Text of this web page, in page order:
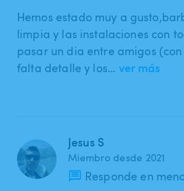
Hemos estado muy a
limpia y las instalaciones con
pasar un dia entre amigos
falta detalle y los… ver más
Jesus S
Miembro desde 2021
Responde en